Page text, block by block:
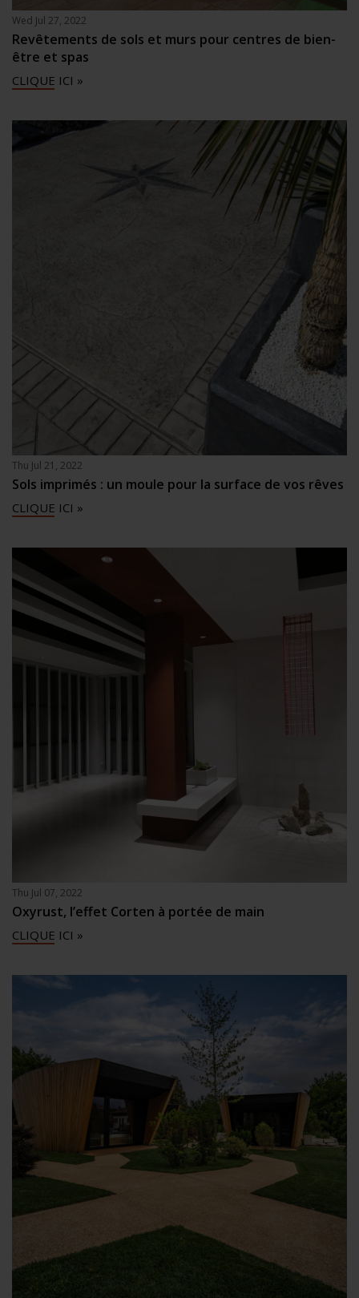
Wed Jul 27, 2022
Revêtements de sols et murs pour centres de bien-
être et spas
CLIQUE ICI »
Thu Jul 21, 2022
Sols imprimés : un moule pour la surface de vos rêves
CLIQUE ICI »
Thu Jul 07, 2022
Oxyrust, l’effet Corten à portée de main
CLIQUE ICI »